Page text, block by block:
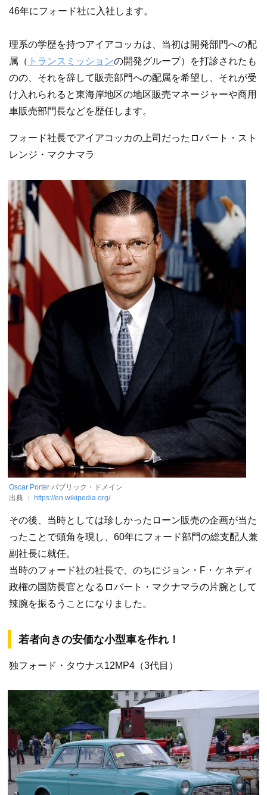
46年にフォード社に入社します。
理系の学歴を持つアイアコッカは、当初は開発部門への配
属（ トランスミッションの開発グループ）を打診されたも
のの、それを辞して販売部門への配属を希望し、それが受
け入れられると東海岸地区の地区販売マネージャーや商用
車販売部門長などを歴任します。
フォード社長でアイアコッカの上司だったロバート・スト
レンジ・マクナマラ
Oscar Porter パブリック・ドメイン
出典 ： https://en.wikipedia.org/
その後、当時としては珍しかったローン販売の企画が当た
ったことで頭角を現し、60年にフォード部門の総支配人兼
副社長に就任。
当時のフォード社の社長で、のちにジョン・F・ケネディ
政権の国防長官となるロバート・マクナマラの片腕として
辣腕を振るうことになりました。
若者向きの安価な小型車を作れ！
独フォード・タウナス12MP4（3代目）